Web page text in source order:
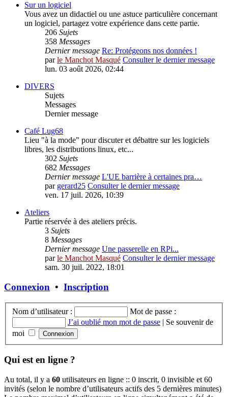
Sur un logiciel
Vous avez un didactiel ou une astuce particulière concernant
un logiciel, partagez votre expérience dans cette partie.
206 Sujets
358 Messages
Dernier message Re: Protégeons nos données !
parle Manchot Masqué Consulter le dernier message
lun. 03 août 2026, 02:44
DIVERS
Sujets
Messages
Dernier message
Café Lug68
Lieu "à la mode" pour discuter et débattre sur les logiciels
libres, les distributions linux, etc...
302 Sujets
682 Messages
Dernier message L'UE barrière à certaines pra…
par gerard25 Consulter le dernier message
ven. 17 juil. 2026, 10:39
Ateliers
Partie réservée à des ateliers précis.
3 Sujets
8 Messages
Dernier message Une passerelle en RPi...
parle Manchot Masqué Consulter le dernier message
sam. 30 juil. 2022, 18:01
Connexion • Inscription
Nom d’utilisateur :
Mot de passe :
J’ai oublié mon mot de passe | Se souvenir de
moi
Qui est en ligne ?
Au total, il y a 60 utilisateurs en ligne :: 0 inscrit, 0 invisible et 60
invités (selon le nombre d’utilisateurs actifs des 5 dernières minutes)